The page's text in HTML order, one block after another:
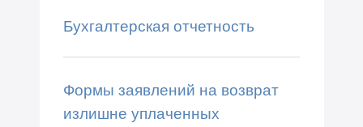
Бухгалтерская отчетность
Формы заявлений на возврат
излишне уплаченных